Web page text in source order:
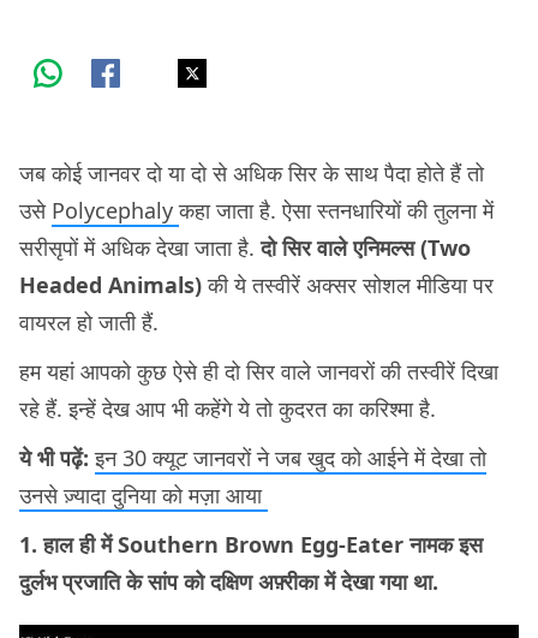
जब कोई जानवर दो या दो से अधिक सिर के साथ पैदा होते हैं तो
उसे Polycephalyकहा जाता है. ऐसा स्तनधारियों की तुलना में
सरीसृपों में अधिक देखा जाता है.दो सिर वाले एनिमल्स (Two
Headed Animals)की ये तस्वीरें अक्सर सोशल मीडिया पर
वायरल हो जाती हैं.
हम यहां आपको कुछ ऐसे ही दो सिर वाले जानवरों की तस्वीरें दिखा
रहे हैं. इन्हें देख आप भी कहेंगे ये तो कुदरत का करिश्मा है.
ये भी पढ़ें:इन 30 क्यूट जानवरों ने जब खुद को आईने में देखा तो
उनसे ज़्यादा दुनिया को मज़ा आया
1. हाल ही में Southern Brown Egg-Eater नामक इस
दुर्लभ प्रजाति के सांप को दक्षिण अफ़्रीका में देखा गया था.